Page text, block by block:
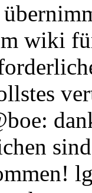
wiki